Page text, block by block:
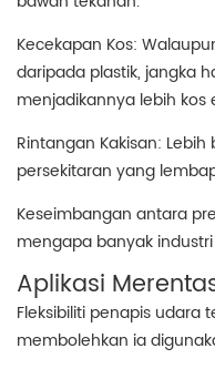
Kecekapan Kos:
daripada plastik, jangka
menjadikannya lebih
Rintangan Kakisan:
persekitaran yang
Keseimbangan antara
mengapa banyak
Aplikasi
Fleksibiliti penapis
membolehkan ia